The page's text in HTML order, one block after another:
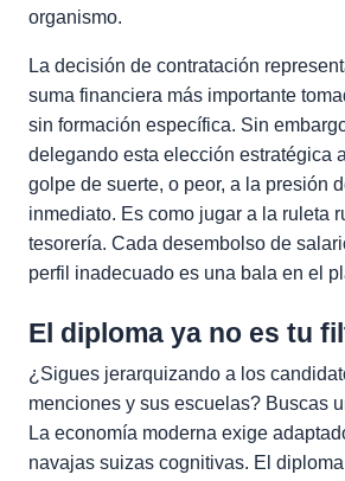
organismo.
La decisión de contratación
suma financiera más importante
sin formación específica. Sin
delegando esta elección estratégica
golpe de suerte, o peor, a la presión
inmediato. Es como jugar a la ruleta
tesorería. Cada desembolso de
perfil inadecuado es una bala en el
El diploma ya no es tu
¿Sigues jerarquizando a los
menciones y sus escuelas? Buscas
La economía moderna exige
navajas suizas cognitivas. El